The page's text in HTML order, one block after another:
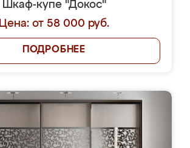
Шкаф-купе "Докос"
Цена: от 58 000 руб.
ПОДРОБНЕЕ